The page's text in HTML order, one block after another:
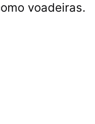
voadeiras.